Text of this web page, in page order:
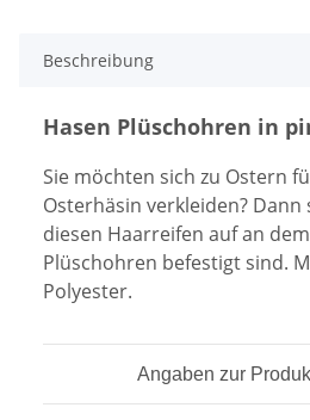
Beschreibung
Hasen Plüschohren in
Sie möchten sich zu Ostern
Osterhäsin verkleiden? Dann
diesen Haarreifen auf an
Plüschohren befestigt sind.
Polyester.
Angaben zur